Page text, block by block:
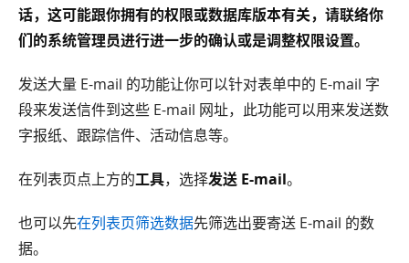
话，这可能跟你拥有的权限或数据库版本有关，请联络你
们的系统管理员进行进一步的确认或是调整权限设置。
发送大量 E-mail 的功能让你可以针对表单中的 E-mail 字
段来发送信件到这些 E-mail 网址，此功能可以用来发送数
字报纸、跟踪信件、活动信息等。
在列表页点上方的工具，选择发送 E-mail。
也可以先在列表页筛选数据先筛选出要寄送 E-mail 的数
据。